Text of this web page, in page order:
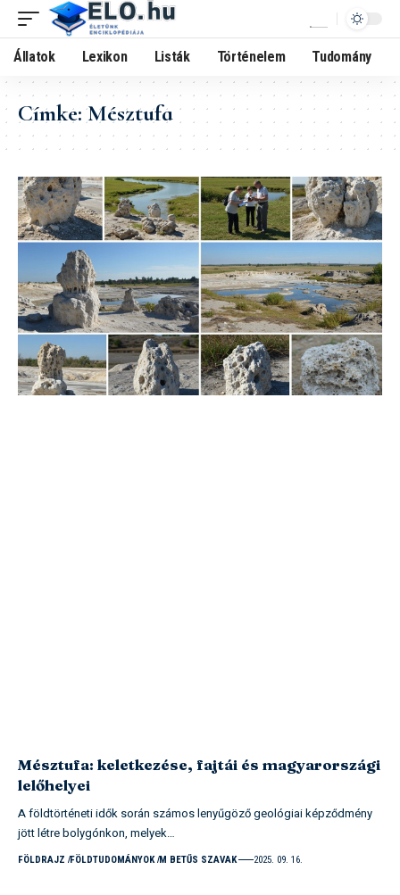
Állatok Lexikon Listák Történelem Tudomány
Címke:Mésztufa
Mésztufa: keletkezése, fajtái és magyarországi
lelőhelyei
A földtörténeti idők során számos lenyűgöző geológiai képződmény
jött létre bolygónkon, melyek…
FÖLDRAJZ FÖLDTUDOMÁNYOK M BETŰS SZAVAK 2025. 09. 16.